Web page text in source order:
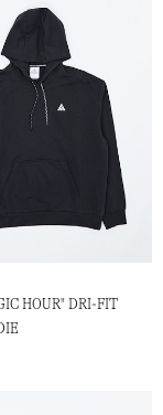
HOUR" DRI-FIT